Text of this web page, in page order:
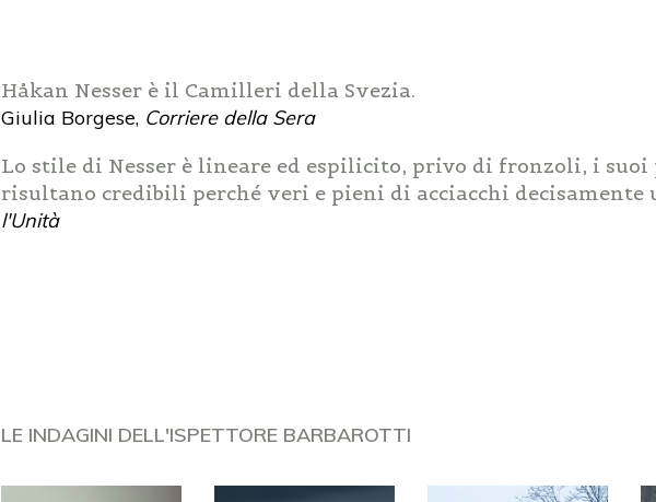
Håkan Nesser è il Camilleri della Svezia.
Giulia Borgese, Corriere della Sera
Lo stile di Nesser è lineare ed espilicito, privo di fronzoli, i suoi
risultano credibili perché veri e pieni di acciacchi decisamente
l'Unità
LE INDAGINI DELL'ISPETTORE BARBAROTTI